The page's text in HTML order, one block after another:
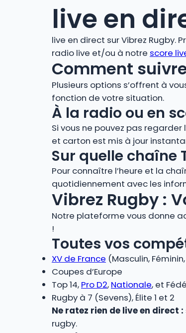
live en
live en direct sur Vibrez
radio live et/ou à notre score
Comment
Plusieurs options s’offrent à
fonction de votre situation.
À la radio ou en
Si vous ne pouvez pas
et carton est mis à jour
Sur quelle chaîne
Pour connaître l’heure et la
quotidiennement avec les
Vibrez Rugby :
Notre plateforme vous donne
!
Toutes vos
XV de France (Masculin,
Coupes d’Europe
Top 14, Pro D2, Nationale, et
Rugby à 7 (Sevens), Élite 1 et 2
Ne ratez rien de live en direct :
rugby.